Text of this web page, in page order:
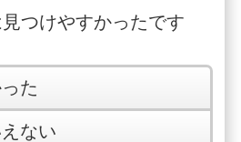
つけやすかったです
た
ない